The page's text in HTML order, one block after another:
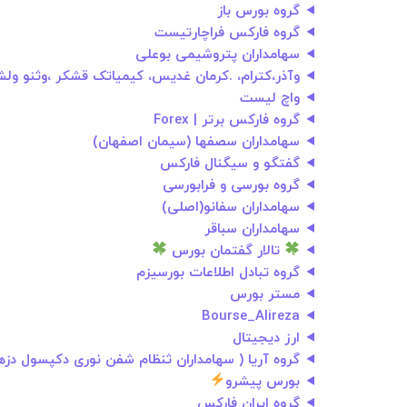
گروه بورس باز
گروه فارکس فراچارتیست
سهامداران پتروشیمی بوعلی
وآذر،کترام، .کرمان غدیس، کیمیاتک قشکر ،وثنو
واچ لیست
گروه فارکس برتر | Forex
سهامداران سصفها (سیمان اصفهان)
گفتگو و سیگنال فارکس
گروه بورسی و فرابورسی
سهامداران سفانو(اصلی)
سهامداران سباقر
تالار گفتمان بورس
گروه تبادل اطلاعات بورسیزم
مستر بورس
Bourse_Alireza
ارز دیجیتال
گروه آریا ( سهامداران ثنظام شفن نوری دکپسول
بورس پیشرو